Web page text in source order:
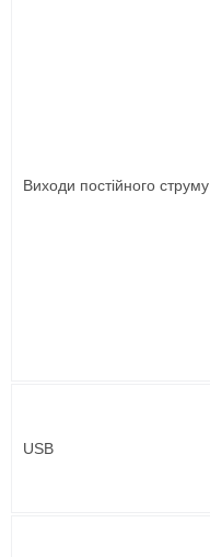
Виходи постійного струму
USB